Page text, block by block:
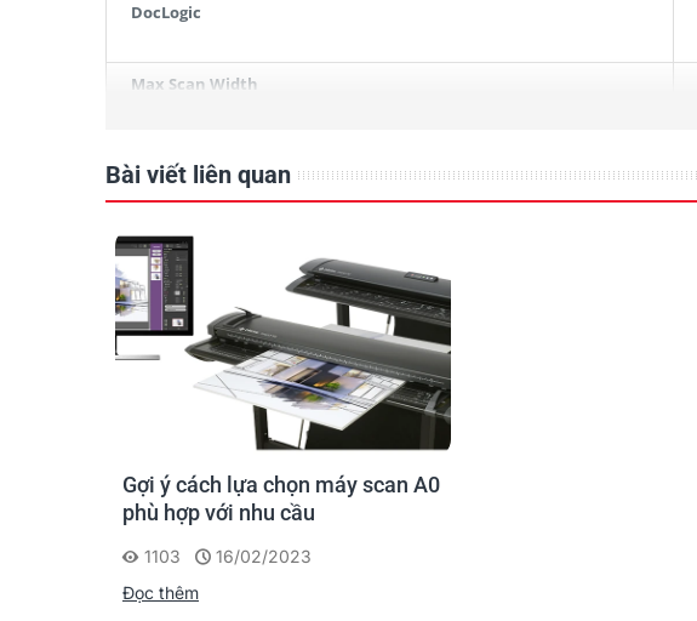
DocLogic
Max Scan Width
Min Media Width / Thickness
Max Media Width / Thickness
Paper sizing (image sizes)
Internal memory
Scan Accuracy
SingleSensor digital imaging technology
Operation modes
Color space
Scan speeds (maximum at 200 dpi)
Paper Path
Bài viết liên quan
Gợi ý cách lựa chọn máy scan A0
phù hợp với nhu cầu
1103
16/02/2023
Đọc thêm